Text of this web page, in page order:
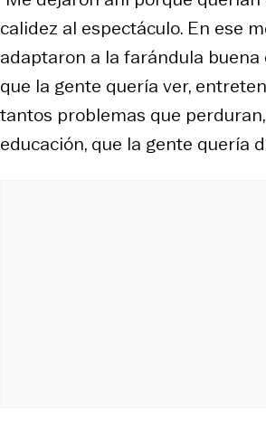
calidez al espectáculo. En ese
adaptaron a la farándula buena
que la gente quería ver,
tantos problemas que
educación, que la gente quería